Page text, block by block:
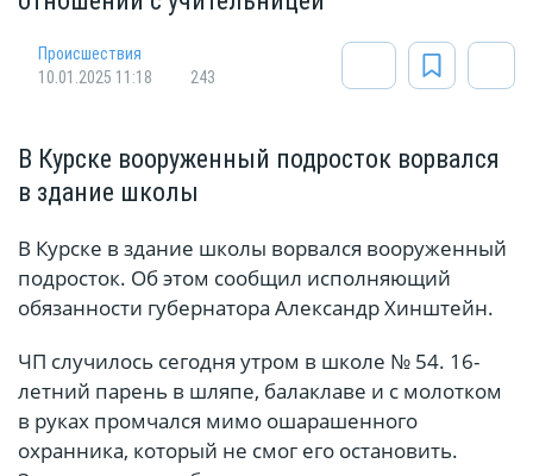
Происшествия
10.01.2025 11:18
243
В Курске вооруженный подросток ворвался
в здание школы
В Курске в здание школы ворвался вооруженный
подросток. Об этом сообщил исполняющий
обязанности губернатора Александр Хинштейн.
ЧП случилось сегодня утром в школе № 54. 16-
летний парень в шляпе, балаклаве и с молотком
в руках промчался мимо ошарашенного
охранника, который не смог его остановить.